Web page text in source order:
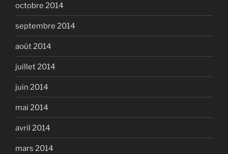
octobre 2014
septembre 2014
août 2014
juillet 2014
juin 2014
mai 2014
avril 2014
mars 2014